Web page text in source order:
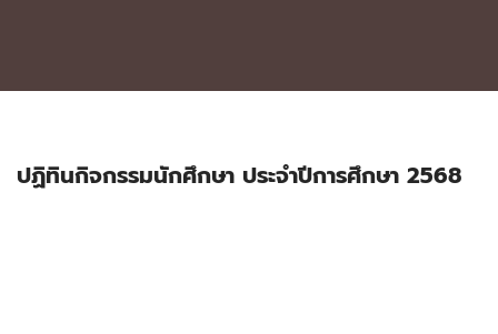
ปฏิทินกิจกรรมนักศึกษา ประจำปีการศึกษา 2568